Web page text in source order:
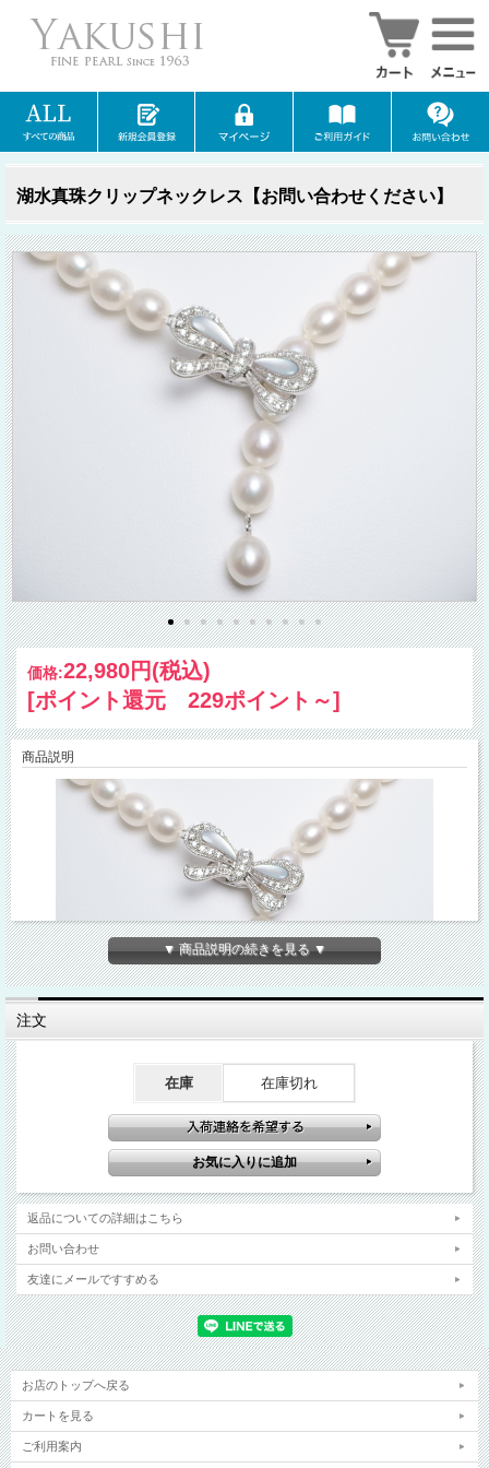
湖水真珠クリップネックレス【お問い合わせください】
価格:22,980円(税込)
[ポイント還元 229ポイント～]
商品説明
こちらの商品はお問い合わせ頂きますと、作
製の確認をさせていただきます。
湖水真珠
湖水真珠についてはこちらをご覧下さい
真珠の大きさ ネックレス:7.0mm
形 ドロップ
生産国 日本
クリップ金具 キュービックジルコニア
全長 約43cm(クリップ部分除く)
商品紹介
クリップ部分の中心には、貝殻を使用しており光のあたり化によっ
▼ 商品説明の続きを見る ▼
注文
在庫 在庫切れ
返品についての詳細はこちら
お問い合わせ
友達にメールですすめる
お店のトップへ戻る
カートを見る
ご利用案内